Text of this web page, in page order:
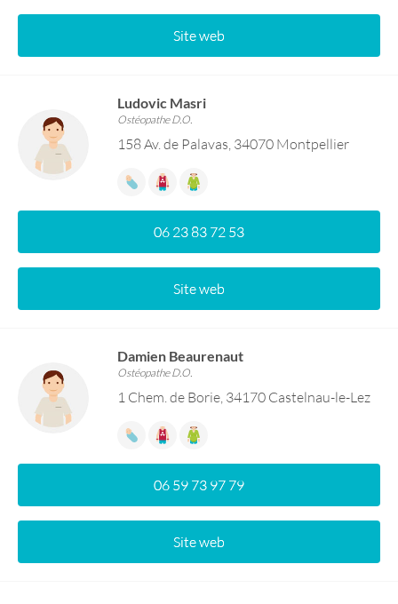
Site web
Ludovic Masri
Ostéopathe D.O.
158 Av. de Palavas, 34070 Montpellier
06 23 83 72 53
Site web
Damien Beaurenaut
Ostéopathe D.O.
1 Chem. de Borie, 34170 Castelnau-le-Lez
06 59 73 97 79
Site web